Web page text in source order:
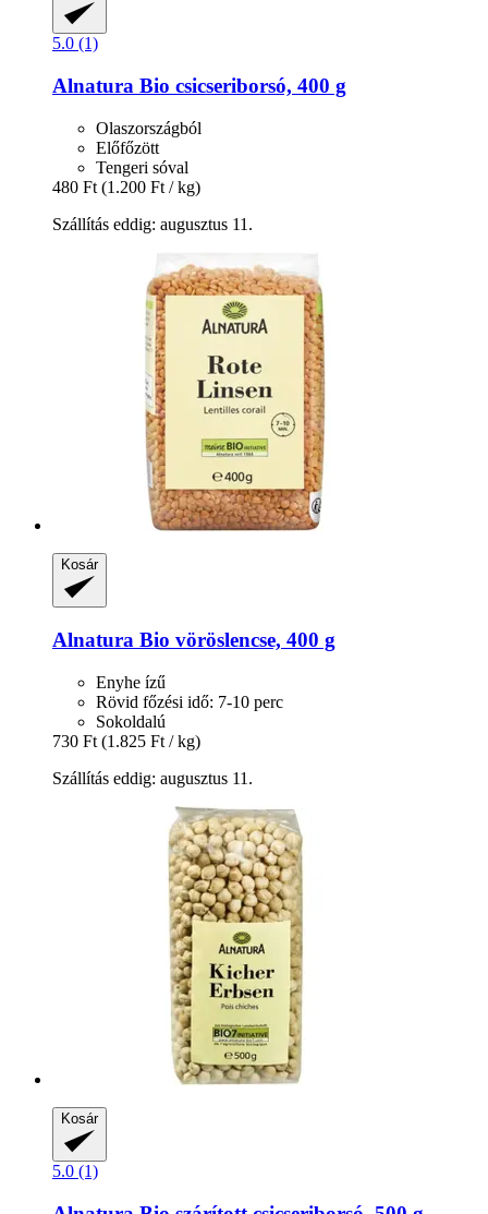
5.0 (1)
Alnatura Bio csicseriborsó, 400 g
Olaszországból
Előfőzött
Tengeri sóval
480 Ft (1.200 Ft / kg)
Szállítás eddig: augusztus 11.
Kosár
Alnatura Bio vöröslencse, 400 g
Enyhe ízű
Rövid főzési idő: 7-10 perc
Sokoldalú
730 Ft (1.825 Ft / kg)
Szállítás eddig: augusztus 11.
Kosár
5.0 (1)